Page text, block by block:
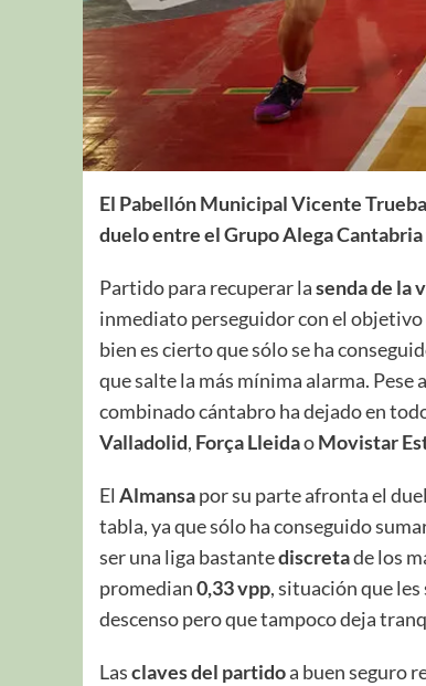
El Pabellón Municipal Vicente
duelo entre el Grupo Alega Cantabria
Partido para recuperar lasenda de la
inmediato perseguidor con el
bien es cierto que sólo se ha
que salte la más mínima alarma. Pese
combinado cántabro ha dejado en
Valladolid, Força LleidaoMovistar
El Almansapor su parte afronta el
tabla, ya que sólo ha conseguido
ser una liga bastantediscretade los
promedian0,33 vpp, situación que
descenso pero que tampoco deja
Lasclaves del partidoa buen seguro